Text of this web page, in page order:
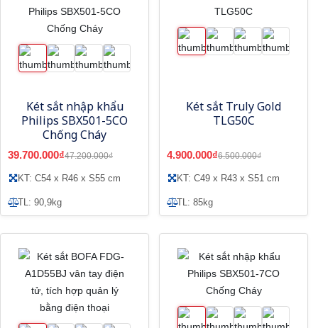
Két sắt nhập khẩu
Philips SBX501-5CO
Chống Cháy
39.700.000₫47.200.000₫
KT: C54 x R46 x S55 cm
TL: 90,9kg
Két sắt Truly Gold
TLG50C
4.900.000₫6.500.000₫
KT: C49 x R43 x S51 cm
TL: 85kg